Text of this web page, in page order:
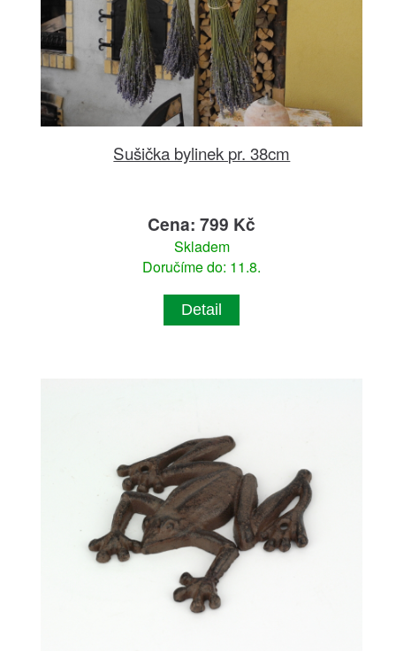
Sušička bylinek pr. 38cm
Cena: 799 Kč
Skladem
Doručíme do: 11.8.
Detail